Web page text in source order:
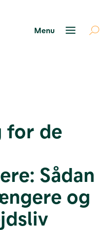
for de
Sådan
og